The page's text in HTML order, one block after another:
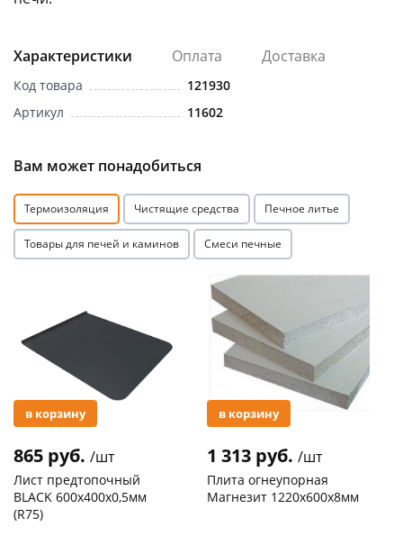
Характеристики Оплата Доставка
Код товара
121930
Артикул
11602
Вам может понадобиться
Термоизоляция Чистящие средства Печное литье
Товары для печей и каминов Смеси печные
в корзину
865 руб. /шт
Лист предтопочный
BLACK 600х400х0,5мм
(R75)
Акция
в корзину
1 313 руб. /шт
Плита огнеупорная
Магнезит 1220х600х8мм
раз в 2 недели